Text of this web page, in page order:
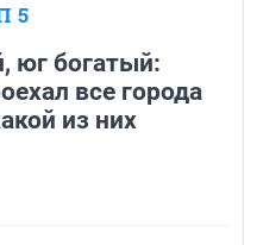
5
юг богатый:
все города
из них